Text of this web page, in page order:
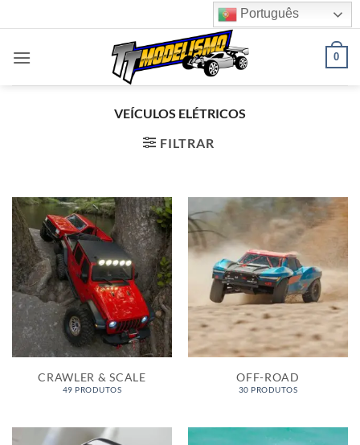
to
content
Português
0
VEÍCULOS ELÉTRICOS
FILTRAR
CRAWLER & SCALE
49 PRODUTOS
OFF-ROAD
30 PRODUTOS